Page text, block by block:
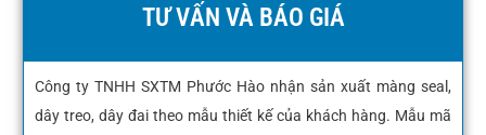
TƯ VẤN VÀ BÁO GIÁ
Công ty TNHH SXTM Phước Hào nhận sản xuất màng seal,
dây treo, dây đai theo mẫu thiết kế của khách hàng. Mẫu mã